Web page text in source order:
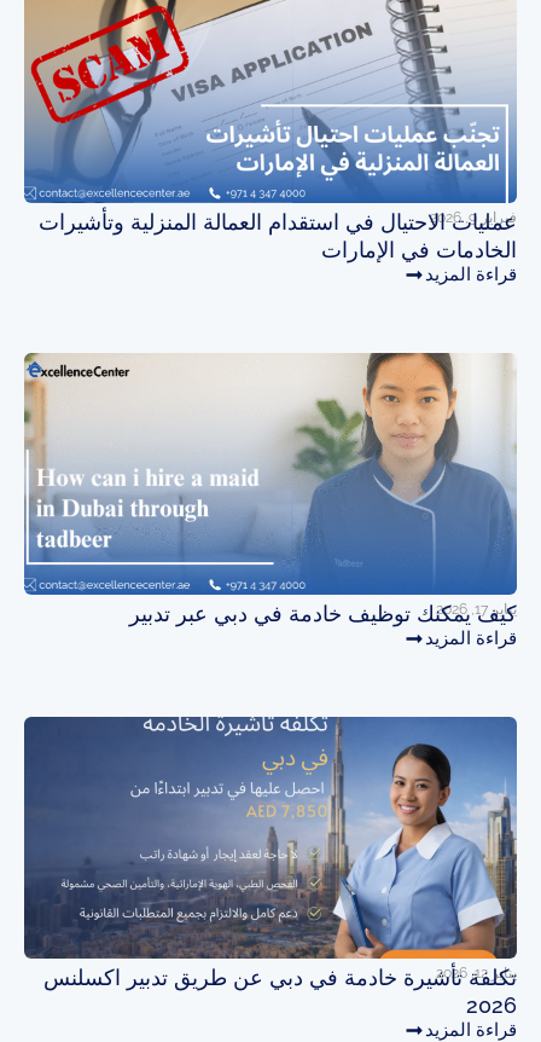
فبراير 9, 2026
عمليات الاحتيال في استقدام العمالة المنزلية وتأشيرات
الخادمات في الإمارات
قراءة المزيد
يناير 17, 2026
كيف يمكنك توظيف خادمة في دبي عبر تدبير
قراءة المزيد
يناير 12, 2026
تكلفة تأشيرة خادمة في دبي عن طريق تدبير اكسلنس
2026
قراءة المزيد